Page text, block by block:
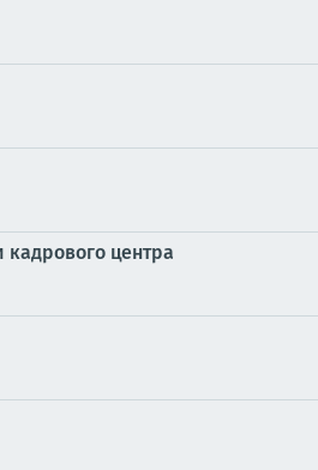
кадрового центра